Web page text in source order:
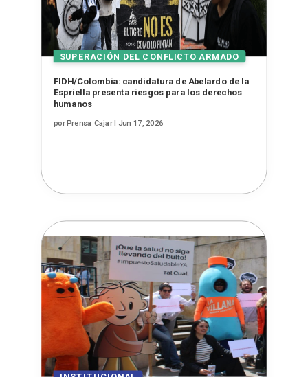
FIDH/Colombia: candidatura de Abelardo de la
Espriella presenta riesgos para los derechos
humanos
por Prensa Cajar| Jun 17, 2026